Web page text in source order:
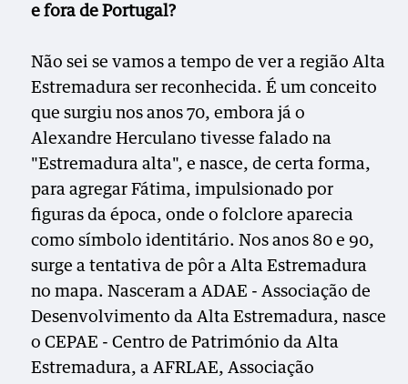
e fora de Portugal?
Não sei se vamos a tempo de ver a região Alta
Estremadura ser reconhecida. É um conceito
que surgiu nos anos 70, embora já o
Alexandre Herculano tivesse falado na
"Estremadura alta", e nasce, de certa forma,
para agregar Fátima, impulsionado por
figuras da época, onde o folclore aparecia
como símbolo identitário. Nos anos 80 e 90,
surge a tentativa de pôr a Alta Estremadura
no mapa. Nasceram a ADAE - Associação de
Desenvolvimento da Alta Estremadura, nasce
o CEPAE - Centro de Património da Alta
Estremadura, a AFRLAE, Associação